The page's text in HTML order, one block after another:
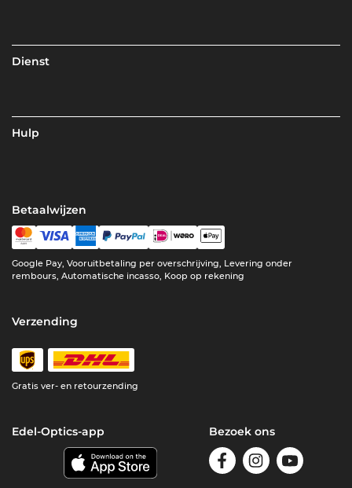
Dienst
Hulp
Betaalwijzen
Google Pay, Vooruitbetaling per overschrijving, Levering onder
rembours, Automatische incasso, Koop op rekening
Verzending
Gratis ver- en retourzending
Edel-Optics-app Bezoek ons